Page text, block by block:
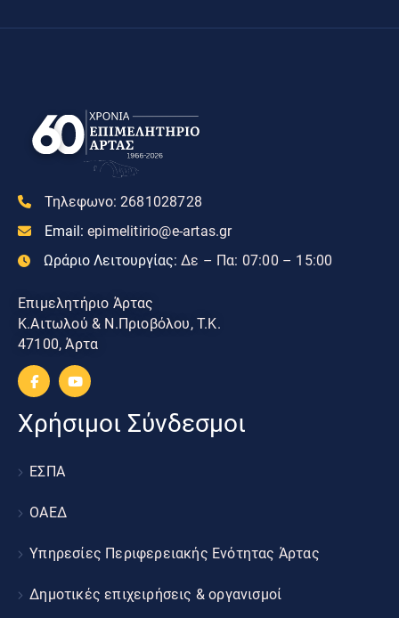
Τηλεφωνο: 2681028728
Email: epimelitirio@e-artas.gr
Ωράριο Λειτουργίας: Δε – Πα: 07:00 – 15:00
Επιμελητήριο Άρτας
Κ.Αιτωλού & Ν.Πριοβόλου, Τ.Κ.
47100, Άρτα
Χρήσιμοι Σύνδεσμοι
ΕΣΠΑ
ΟΑΕΔ
Υπηρεσίες Περιφερειακής Ενότητας Άρτας
Δημοτικές επιχειρήσεις & οργανισμοί